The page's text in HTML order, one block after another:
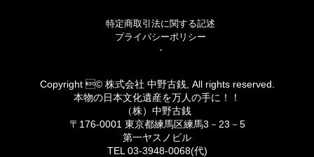
特定商取引法に関する記述
プライバシーポリシー
・
Copyright © 株式会社 中野古銭, All rights reserved.
本物の日本文化遺産を万人の手に！！
（株）中野古銭
〒176-0001 東京都練馬区練馬3－23－5
第一ヤスノビル
TEL 03-3948-0068(代)